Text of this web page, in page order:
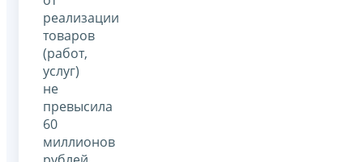
реализации
товаров
(работ,
услуг)
не
превысила
60
миллионов